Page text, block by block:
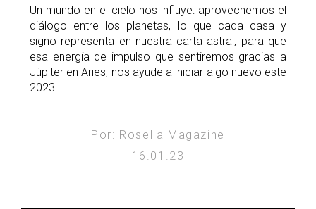
Un mundo en el cielo nos influye: aprovechemos el
diálogo entre los planetas, lo que cada casa y
signo representa en nuestra carta astral, para que
esa energía de impulso que sentiremos gracias a
Júpiter en Aries, nos ayude a iniciar algo nuevo este
2023.
Por: Rosella Magazine
16.01.23